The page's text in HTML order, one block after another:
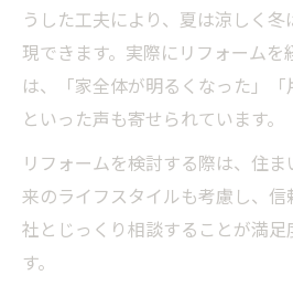
うした工夫により、夏は涼しく
現できます。実際にリフォームを
は、「家全体が明るくなった」「
といった声も寄せられています。
リフォームを検討する際は、住
来のライフスタイルも考慮し、
社とじっくり相談することが満
す。